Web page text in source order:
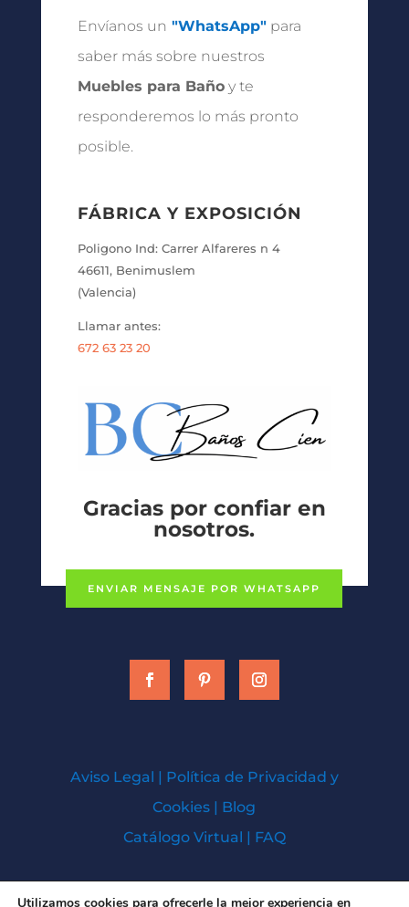
Envíanos un "WhatsApp"para
saber más sobre nuestros
Muebles para Bañoy te
responderemos lo más pronto
posible.
FÁBRICA Y EXPOSICIÓN
Poligono Ind: Carrer Alfareres n 4
46611, Benimuslem
(Valencia)
Llamar antes:
672 63 23 20
Gracias por confiar en
nosotros.
ENVIAR MENSAJE POR WHATSAPP
Aviso Legal | Política de Privacidad y
Cookies | Blog
Catálogo Virtual | FAQ
Todos los derechos © 2026 | Baños Cien
Utilizamos cookies para ofrecerle la mejor experiencia en